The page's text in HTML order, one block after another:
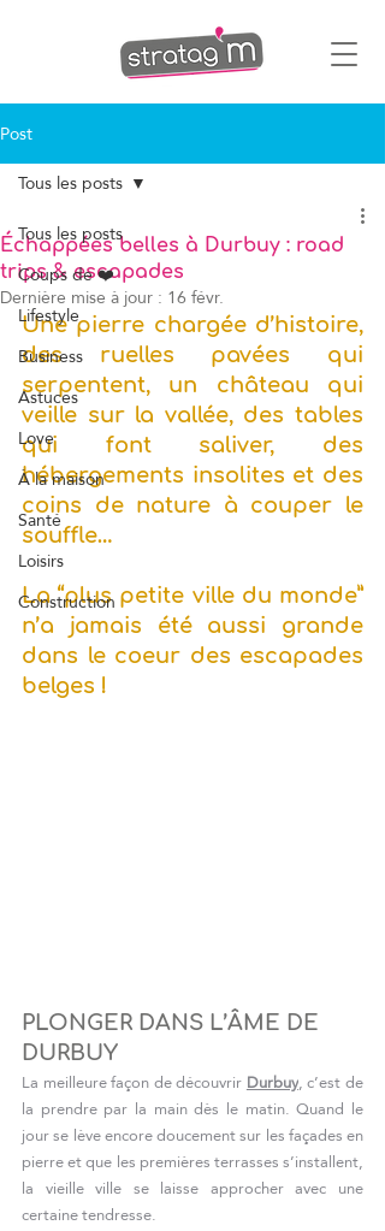
Post
Tous les posts
Coups de ❤️
Lifestyle
Business
Astuces
Love
À la maison
Santé
Loisirs
Construction
Tous les posts
Échappées belles à Durbuy : road
trips & escapades
Dernière mise à jour : 16 févr.
Une pierre chargée d’histoire,
des ruelles pavées qui
serpentent, un château qui
veille sur la vallée, des tables
qui font saliver, des
hébergements insolites et des
coins de nature à couper le
souffle…
La “plus petite ville du monde”
n’a jamais été aussi grande
dans le coeur des escapades
belges !
PLONGER DANS L’ÂME DE
DURBUY
La meilleure façon de découvrir Durbuy, c’est de
la prendre par la main dès le matin. Quand le
jour se lève encore doucement sur les façades en
pierre et que les premières terrasses s’installent,
la vieille ville se laisse approcher avec une
certaine tendresse.